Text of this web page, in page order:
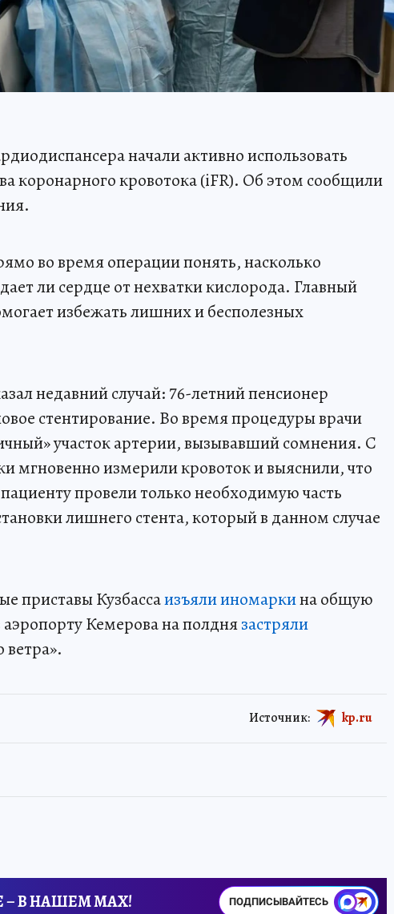
начали активно использовать
коронарного кровотока (iFR). Об этом сообщили
во время операции понять, насколько
ли сердце от нехватки кислорода. Главный
избежать лишних и бесполезных
недавний случай: 76-летний пенсионер
стентирование. Во время процедуры врачи
участок артерии, вызывавший сомнения. С
мгновенно измерили кровоток и выяснили, что
провели только необходимую часть
лишнего стента, который в данном случае
приставы Кузбассаизъяли иномаркина общую
Кемерова на полднязастряли
ветра».
Источник: kp.ru
В НАШЕМ MAX! ПОДПИСЫВАЙТЕСЬ